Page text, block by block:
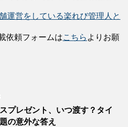
運営をしている楽れび管理人と
依頼フォームはこちら よりお願
プレゼント、いつ渡す？タイ
の意外な答え